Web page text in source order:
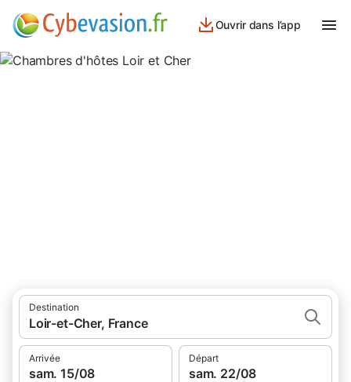
Ouvrir dans l’app
Destination
Loir-et-Cher, France
Arrivée
sam. 15/08
Départ
sam. 22/08